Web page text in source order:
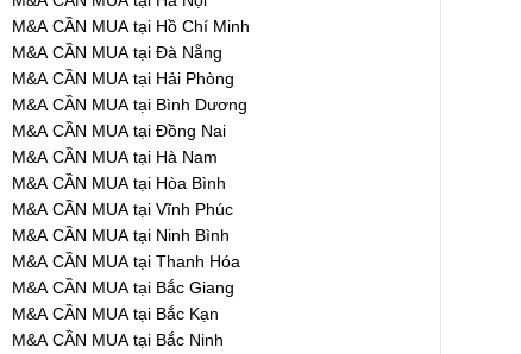
M&A CẦN MUA tại Hồ Chí Minh
M&A CẦN MUA tại Đà Nẵng
M&A CẦN MUA tại Hải Phòng
M&A CẦN MUA tại Bình Dương
M&A CẦN MUA tại Đồng Nai
M&A CẦN MUA tại Hà Nam
M&A CẦN MUA tại Hòa Bình
M&A CẦN MUA tại Vĩnh Phúc
M&A CẦN MUA tại Ninh Bình
M&A CẦN MUA tại Thanh Hóa
M&A CẦN MUA tại Bắc Giang
M&A CẦN MUA tại Bắc Kạn
M&A CẦN MUA tại Bắc Ninh